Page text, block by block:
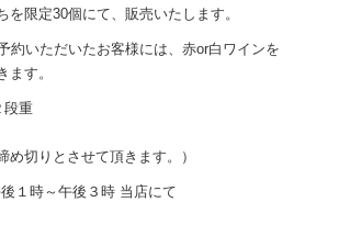
限定30個にて、販売いたします。
約いただいたお客様には、赤or白ワインを
ます。
段重
め切りとさせて頂きます。）
１時～午後３時 当店にて